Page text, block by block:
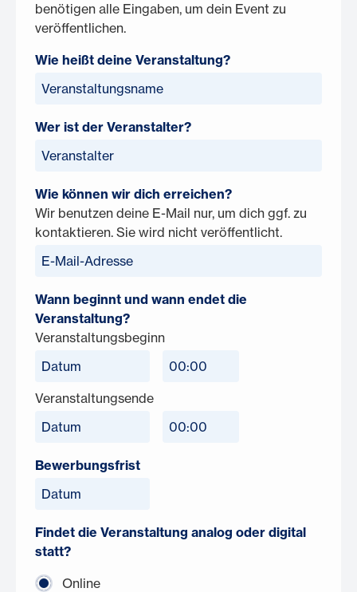
benötigen alle Eingaben, um dein Event zu
veröffentlichen.
Wie heißt deine Veranstaltung?
Wer ist der Veranstalter?
Wie können wir dich erreichen?
Wir benutzen deine E-Mail nur, um dich ggf. zu
kontaktieren. Sie wird nicht veröffentlicht.
Wann beginnt und wann endet die
Veranstaltung?
Veranstaltungsbeginn
Veranstaltungsende
Bewerbungsfrist
Findet die Veranstaltung analog oder digital
statt?
Online